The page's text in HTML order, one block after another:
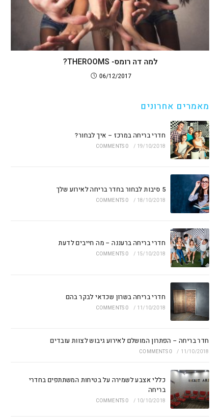
למה דה רומס- THEROOMS?
06/12/2017
מאמרים אחרונים
חדרי בריחה במרכז – איך לבחור?
19/10/2018
/
0 COMMENTS
5 סיבות לבחור בחדר בריחה לאירוע שלך
18/10/2018
/
0 COMMENTS
חדרי בריחה ברעננה – מה חייבים לדעת
15/10/2018
/
0 COMMENTS
חדרי בריחה בשרון שכדאי לבקר בהם
11/10/2018
/
0 COMMENTS
חדר בריחה – הפתרון המושלם לאירוע גיבוש לצוות עובדים
11/10/2018
/
0 COMMENTS
כללי אצבע לשמירה על בטיחות המשתתפים בחדרי
בריחה
10/10/2018
/
0 COMMENTS